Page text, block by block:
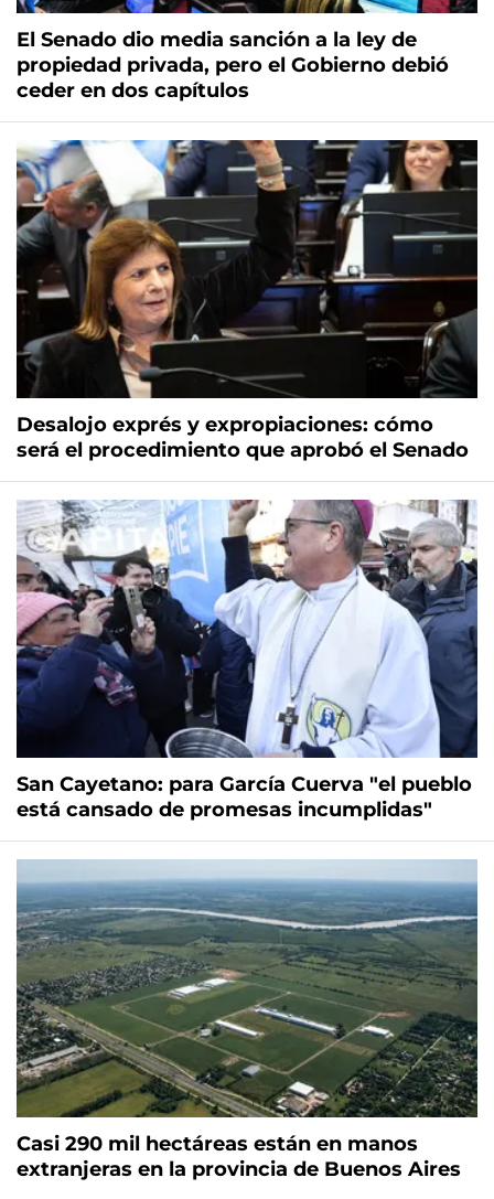
El Senado dio media sanción a la ley de
propiedad privada, pero el Gobierno debió
ceder en dos capítulos
Desalojo exprés y expropiaciones: cómo
será el procedimiento que aprobó el Senado
San Cayetano: para García Cuerva "el pueblo
está cansado de promesas incumplidas"
Casi 290 mil hectáreas están en manos
extranjeras en la provincia de Buenos Aires